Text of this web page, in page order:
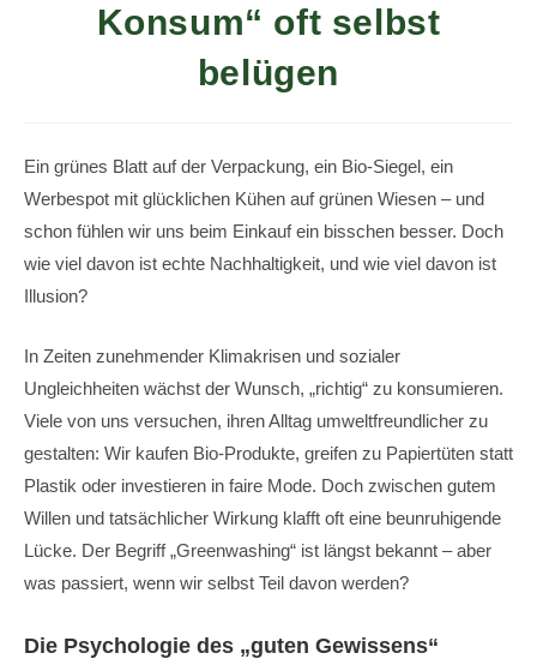
Konsum“ oft selbst
belügen
Ein grünes Blatt auf der Verpackung, ein Bio-Siegel, ein
Werbespot mit glücklichen Kühen auf grünen Wiesen – und
schon fühlen wir uns beim Einkauf ein bisschen besser. Doch
wie viel davon ist echte Nachhaltigkeit, und wie viel davon ist
Illusion?
In Zeiten zunehmender Klimakrisen und sozialer
Ungleichheiten wächst der Wunsch, „richtig“ zu konsumieren.
Viele von uns versuchen, ihren Alltag umweltfreundlicher zu
gestalten: Wir kaufen Bio-Produkte, greifen zu Papiertüten statt
Plastik oder investieren in faire Mode. Doch zwischen gutem
Willen und tatsächlicher Wirkung klafft oft eine beunruhigende
Lücke. Der Begriff „Greenwashing“ ist längst bekannt – aber
was passiert, wenn wir selbst Teil davon werden?
Die Psychologie des „guten Gewissens“